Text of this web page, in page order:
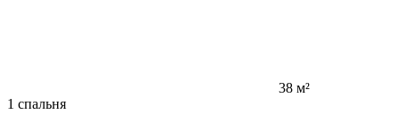
38 м²
1 спальня